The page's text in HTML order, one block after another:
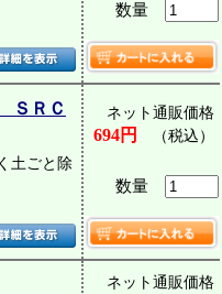
数量
ＲＣ
土ごと除
ネット通販価格
694円 （税込）
数量
ネット通販価格